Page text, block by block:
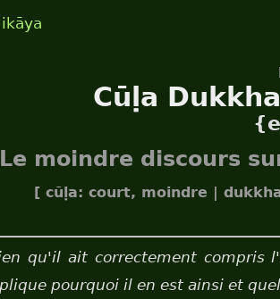
Cūḷa
moindre discours
[ cūḷa: court, moindre |
qu'il ait correctement
pourquoi il en est ainsi et